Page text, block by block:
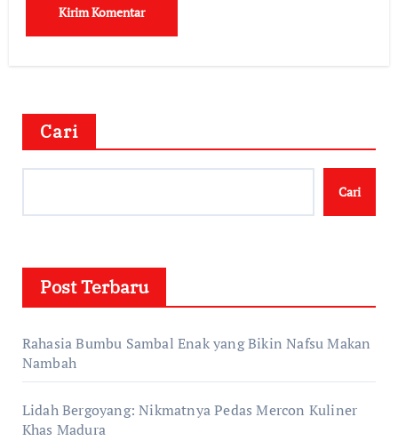
Cari
Cari
Post Terbaru
Rahasia Bumbu Sambal Enak yang Bikin Nafsu Makan
Nambah
Lidah Bergoyang: Nikmatnya Pedas Mercon Kuliner
Khas Madura